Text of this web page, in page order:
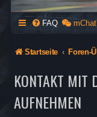
FAQ mChat
Startseite Foren-
KONTAKT MIT
AUFNEHMEN